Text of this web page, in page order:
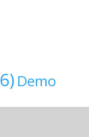
Demo